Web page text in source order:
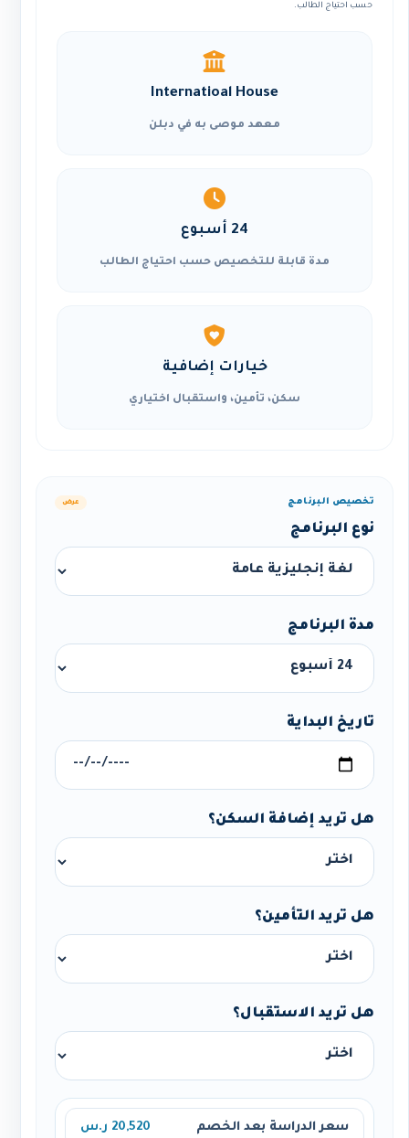
حسب احتياج الطالب.
Internatioal House
معهد موصى به في دبلن
24 أسبوع
مدة قابلة للتخصيص حسب احتياج الطالب
خيارات إضافية
سكن، تأمين، واستقبال اختياري
تخصيص البرنامج عرض
نوع البرنامج
مدة البرنامج
تاريخ البداية
هل تريد إضافة السكن؟
هل تريد التأمين؟
هل تريد الاستقبال؟
سعر الدراسة بعد الخصم 20,520 ر.س